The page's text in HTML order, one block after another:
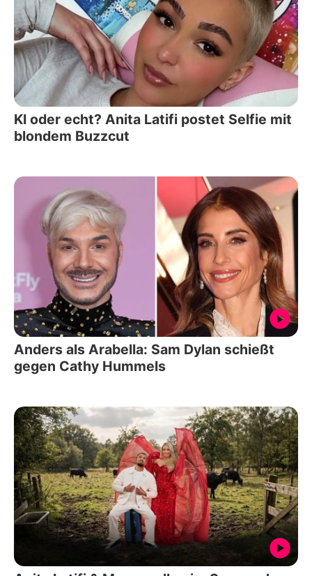
KI oder echt? Anita Latifi postet Selfie mit
blondem Buzzcut
Anders als Arabella: Sam Dylan schießt
gegen Cathy Hummels